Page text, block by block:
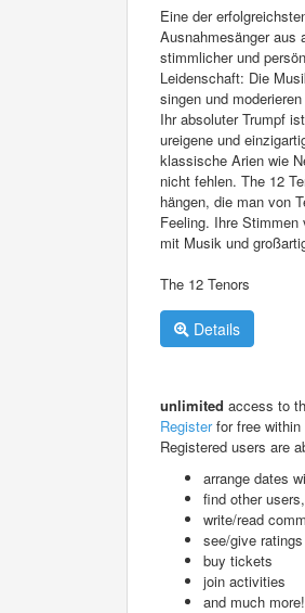
Eine der
Ausnahmesänger aus
stimmlicher und
Leidenschaft: Die
singen und
Ihr absoluter Trumpf
ureigene und
klassische Arien wie
nicht fehlen. The 12
hängen, die man von
Feeling. Ihre
mit Musik und
The 12 Tenors
Details
unlimited access to
Registerfor free within
Registered users are
arrange dates
find other
write/read
see/give ratings
buy tickets
join activities
and much more!